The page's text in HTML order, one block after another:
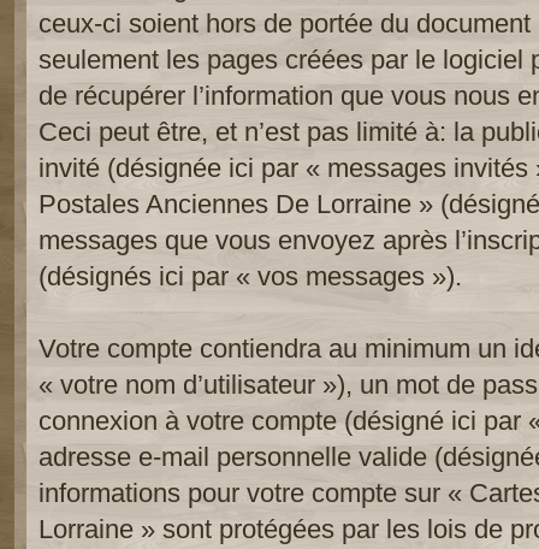
ceux-ci soient hors de portée du
seulement les pages créées par le logiciel
de récupérer l’information que vous nous
Ceci peut être, et n’est pas limité à: la
invité (désignée ici par « messages invités
Postales Anciennes De Lorraine »
messages que vous envoyez après
(désignés ici par « vos messages »).
Votre compte contiendra au minimum un
« votre nom d’utilisateur »), un mot de
connexion à votre compte (désigné ici par
adresse e-mail personnelle valide
informations pour votre compte sur «
Lorraine » sont protégées par les lois de